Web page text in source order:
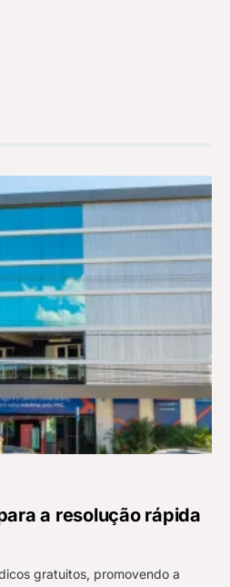
a resolução rápida
gratuitos, promovendo a